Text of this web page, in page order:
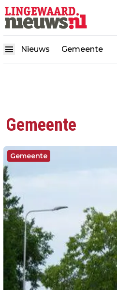
Nieuws Gemeente
Gemeente
Gemeente